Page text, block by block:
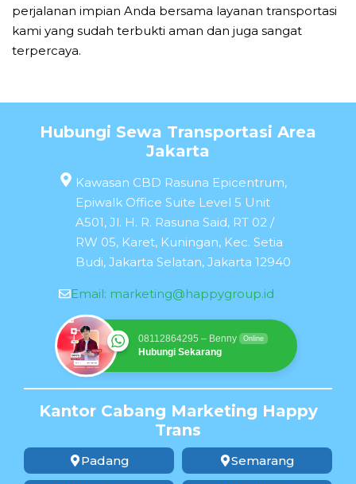
perjalanan impian Anda bersama layanan transportasi
kami yang sudah terbukti aman dan juga sangat
terpercaya.
Hubungi Sewa Transportasi Area
Jakarta
Kawasan CBD Rasuna Epicentrum,
Epiwalk Office Suite Level 5 Unit
A501, Jl. H. R. Rasuna Said, RT 02 /
RW 05, Karet, Kuningan, Kec. Setia
Budi, Jakarta Selatan, Jakarta 12940
Email: marketing@happygroup.id
08112864295 – Benny Online
Hubungi Sekarang
Kantor Cabang Marketing Happy
Trans
Padang Semarang